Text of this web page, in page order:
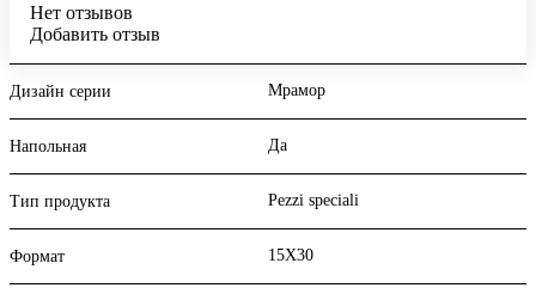
Нет отзывов
Добавить отзыв
Дизайн серии Мрамор
Напольная Да
Тип продукта Pezzi speciali
Формат 15X30